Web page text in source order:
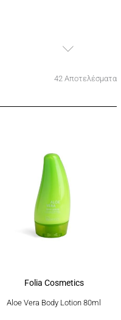
42 Αποτελέσματα
Folia Cosmetics
Aloe Vera Body Lotion 80ml